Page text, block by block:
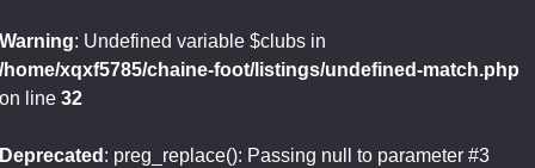
Warning: Undefined variable $clubs in
/home/xqxf5785/chaine-foot/listings/undefined-match.php
on line 32
Deprecated : preg_replace(): Passing null to parameter #3